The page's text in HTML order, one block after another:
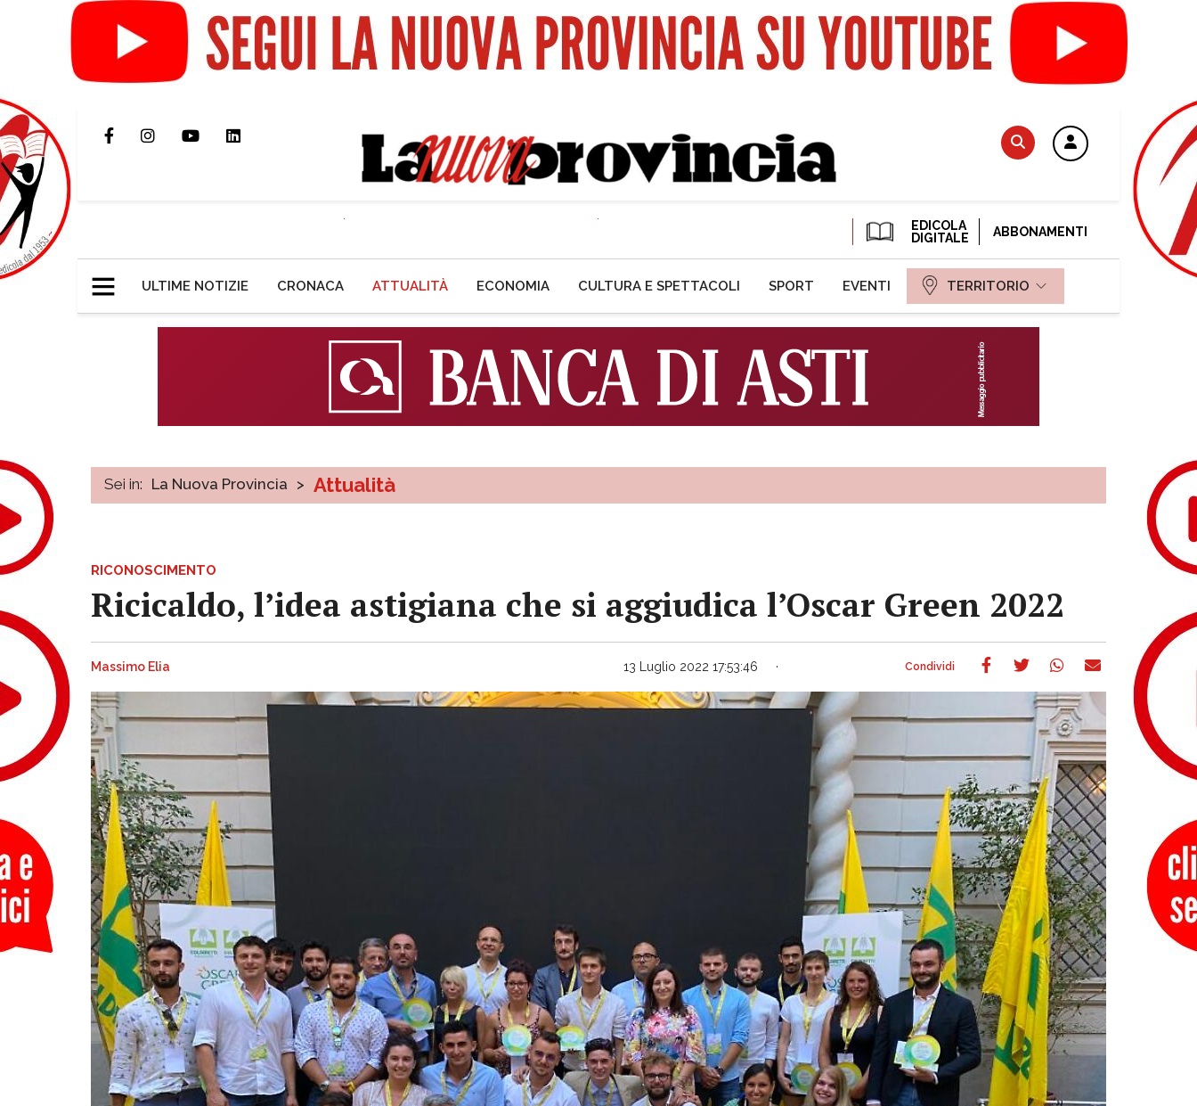
EDICOLA
DIGITALE
ABBONAMENTI
ULTIME NOTIZIE CRONACA ATTUALITÀ ECONOMIA CULTURA E SPETTACOLI SPORT EVENTI TERRITORIO
Sei in: La Nuova Provincia > Attualità
RICONOSCIMENTO
Ricicaldo, l’idea astigiana che si aggiudica l’Oscar Green 2022
Massimo Elia 13 Luglio 2022 17:53:46